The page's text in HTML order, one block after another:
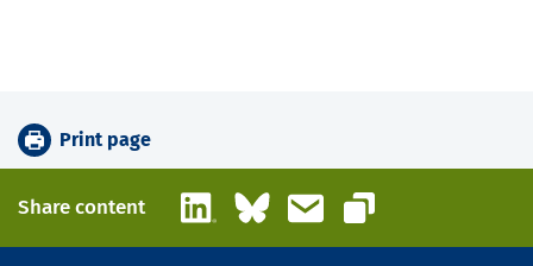
Print page
Share content LinkedInBlueskyEmail
Copy link